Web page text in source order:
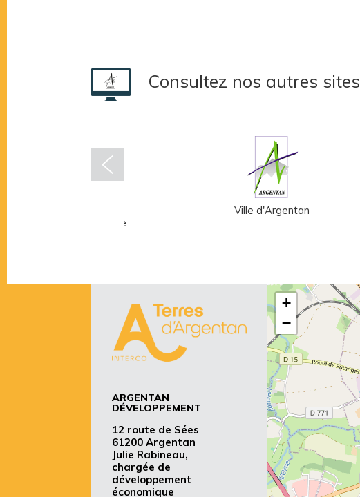
Consultez nos autres sites
Léger - André Mare
Ville d'Argentan
ARGENTAN
DÉVELOPPEMENT
12 route de Sées
61200 Argentan
Julie Rabineau,
chargée de
développement
économique
+
−